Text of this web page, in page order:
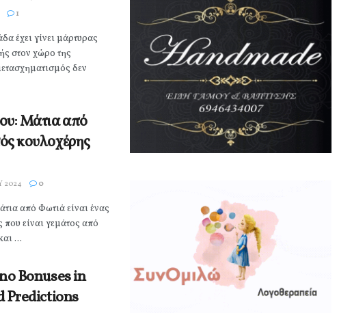
1
έχει γίνει μάρτυρας
στον χώρο της
δεν
Μάτια από
κουλοχέρης
2024 0
από Φωτιά είναι ένας
είναι γεμάτος από
...
Bonuses in
Predictions